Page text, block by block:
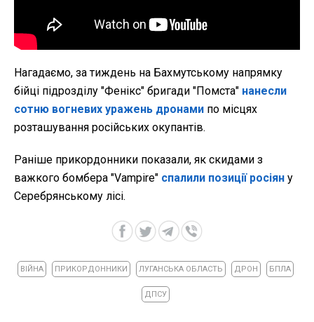
Нагадаємо, за тиждень на Бахмутському напрямку
бійці підрозділу "Фенікс" бригади "Помста" нанесли
сотню вогневих уражень дронами по місцях
розташування російських окупантів.
Раніше прикордонники показали, як скидами з
важкого бомбера "Vampire" спалили позиції росіян у
Серебрянському лісі.
ВІЙНА ПРИКОРДОННИКИ ЛУГАНСЬКА ОБЛАСТЬ ДРОН БПЛА
ДПСУ